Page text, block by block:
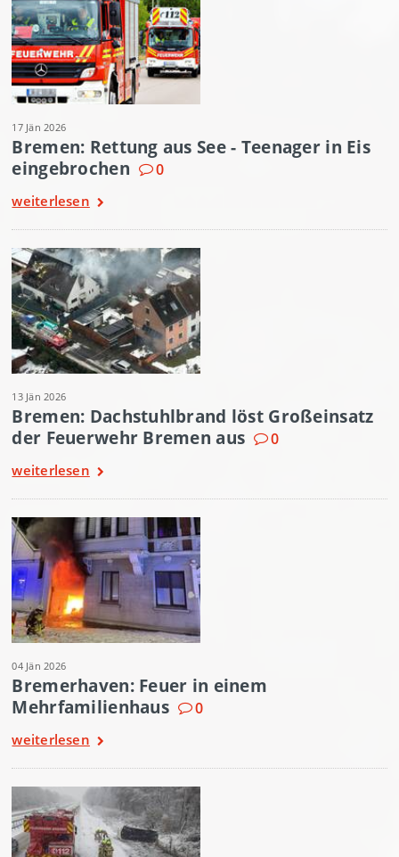
17 Jän 2026
Bremen: Rettung aus See - Teenager in Eis
eingebrochen
0
weiterlesen
13 Jän 2026
Bremen: Dachstuhlbrand löst Großeinsatz
der Feuerwehr Bremen aus
0
weiterlesen
04 Jän 2026
Bremerhaven: Feuer in einem
Mehrfamilienhaus
0
weiterlesen